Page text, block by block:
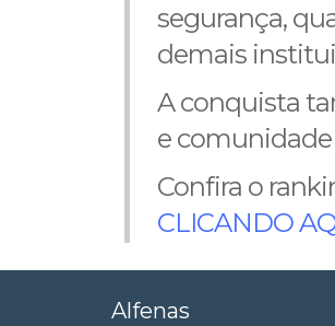
segurança,
demais
A conquista
e comunidade
Confira o
CLICANDO
Alfenas